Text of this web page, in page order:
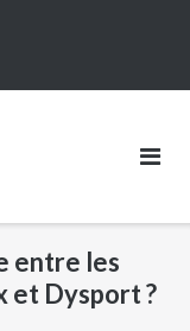
entre les
et Dysport ?